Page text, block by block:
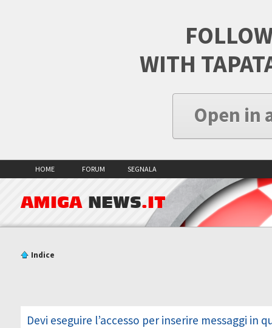
WITH
Open in
HOME FORUM SEGNALA
AMIGA NEWS.IT
Indice
Devi eseguire l’accesso per inserire messaggi in